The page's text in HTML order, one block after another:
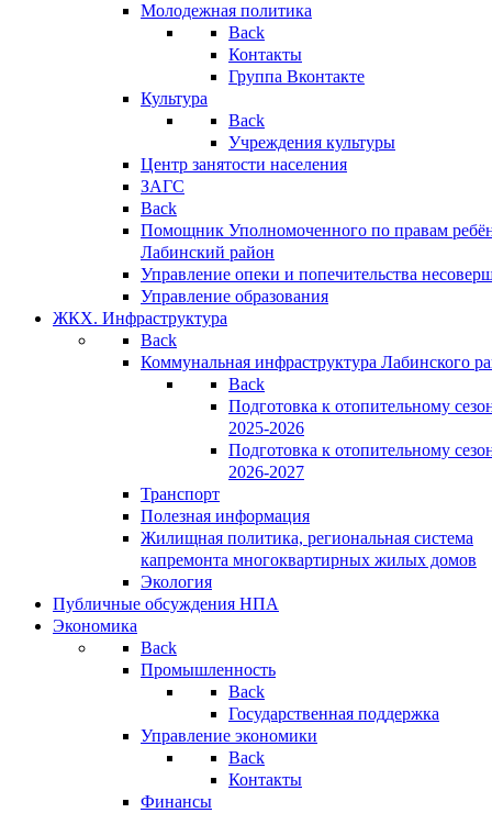
Молодежная политика
Back
Контакты
Группа Вконтакте
Культура
Back
Учреждения культуры
Центр занятости населения
ЗАГС
Back
Помощник Уполномоченного по правам
Лабинский район
Управление опеки и попечительства
Управление образования
ЖКХ. Инфраструктура
Back
Коммунальная инфраструктура Лабинского
Back
Подготовка к отопительному
2025-2026
Подготовка к отопительному
2026-2027
Транспорт
Полезная информация
Жилищная политика, региональная система
капремонта многоквартирных жилых домов
Экология
Публичные обсуждения НПА
Экономика
Back
Промышленность
Back
Государственная поддержка
Управление экономики
Back
Контакты
Финансы